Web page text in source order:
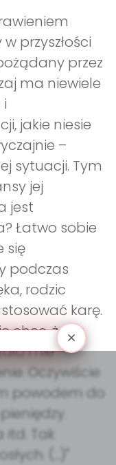
przyszłości
przez
ma niewiele
i
jakie niesie
–
sytuacji. Tym
jej
jest
Łatwo sobie
się
podczas
rodzic
karę.
chce, żeby
i nie
Oczywiście
powodem do
Tak
(...)"